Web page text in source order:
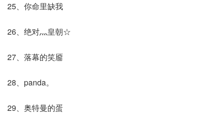
25、你命里缺我
26、绝对灬皇朝☆
27、落幕的笑靥
28、panda。
29、奥特曼的蛋